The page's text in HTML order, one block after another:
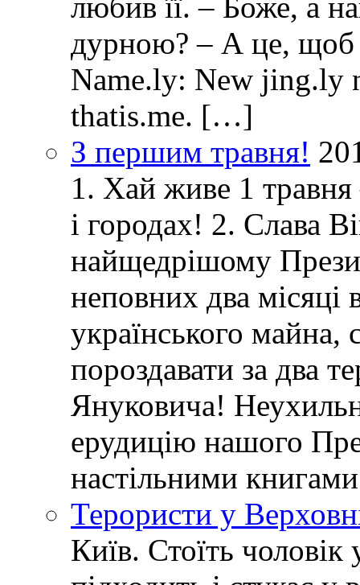
дурною? – А це, щоб
Name.ly: New jing.ly
thatis.me. […]
З першим травня!
1. Хай живе 1
і городах! 2. Слава
найщедрішому
неповних два місяці
українського майна,
пороздавати за два
Януковича!
ерудицію нашого
настільними
Терористи у
Київ. Стоїть чоловік